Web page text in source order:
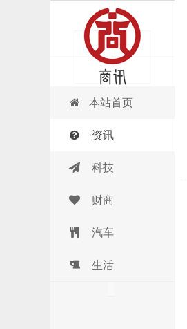
商讯 本站首页
资讯
科技
财商
汽车
生活